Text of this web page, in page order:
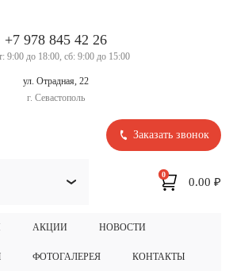
+7 978 845 42 26
9:00 до 18:00, сб: 9:00 до 15:00
ул. Отрадная, 22
г. Севастополь
Заказать звонок
АКЦИИ НОВОСТИ
ФОТОГАЛЕРЕЯ КОНТАКТЫ
0
0.00 ₽